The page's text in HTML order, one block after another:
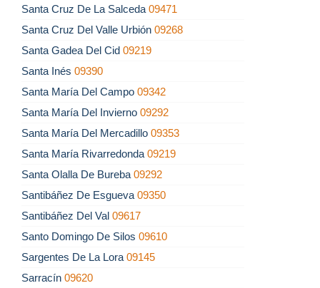
Santa Cruz De La Salceda 09471
Santa Cruz Del Valle Urbión 09268
Santa Gadea Del Cid 09219
Santa Inés 09390
Santa María Del Campo 09342
Santa María Del Invierno 09292
Santa María Del Mercadillo 09353
Santa María Rivarredonda 09219
Santa Olalla De Bureba 09292
Santibáñez De Esgueva 09350
Santibáñez Del Val 09617
Santo Domingo De Silos 09610
Sargentes De La Lora 09145
Sarracín 09620